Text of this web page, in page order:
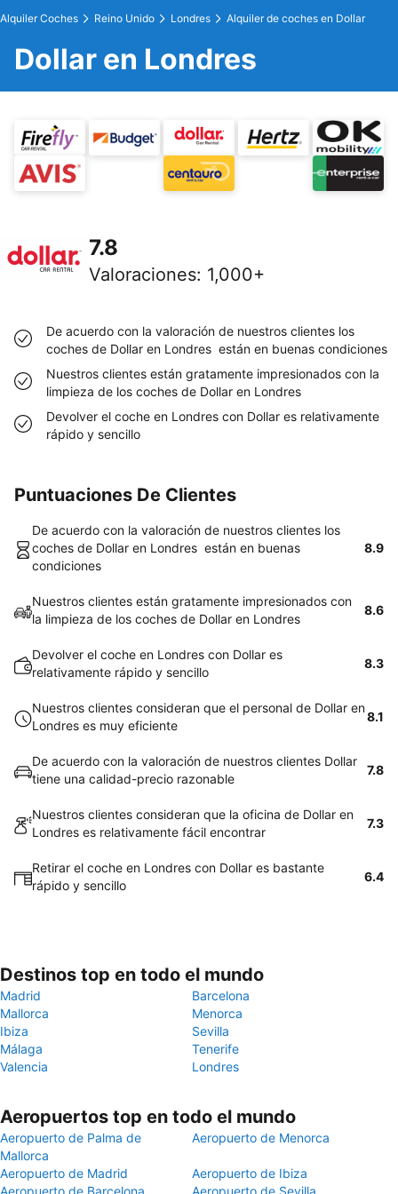
Alquiler Coches Reino Unido Londres Alquiler de coches en Dollar
Dollar en Londres
7.8
Valoraciones: 1,000+
De acuerdo con la valoración de nuestros clientes los
coches de Dollar en Londres están en buenas condiciones
Nuestros clientes están gratamente impresionados con la
limpieza de los coches de Dollar en Londres
Devolver el coche en Londres con Dollar es relativamente
rápido y sencillo
Puntuaciones De Clientes
De acuerdo con la valoración de nuestros clientes los
coches de Dollar en Londres están en buenas
condiciones
8.9
Nuestros clientes están gratamente impresionados con
la limpieza de los coches de Dollar en Londres
8.6
Devolver el coche en Londres con Dollar es
relativamente rápido y sencillo
8.3
Nuestros clientes consideran que el personal de Dollar en
Londres es muy eficiente
8.1
De acuerdo con la valoración de nuestros clientes Dollar
tiene una calidad-precio razonable
7.8
Nuestros clientes consideran que la oficina de Dollar en
Londres es relativamente fácil encontrar
7.3
Retirar el coche en Londres con Dollar es bastante
rápido y sencillo
6.4
Destinos top en todo el mundo
Madrid
Barcelona
Mallorca
Menorca
Ibiza
Sevilla
Málaga
Tenerife
Valencia
Londres
Aeropuertos top en todo el mundo
Aeropuerto de Palma de
Mallorca
Aeropuerto de Menorca
Aeropuerto de Madrid
Aeropuerto de Ibiza
Aeropuerto de Barcelona
Aeropuerto de Sevilla